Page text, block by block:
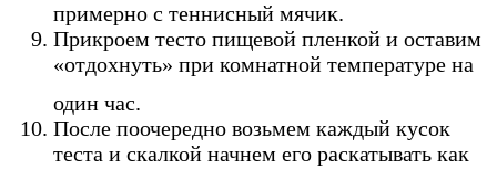
примерно с теннисный мячик.
Прикроем тесто пищевой пленкой и оставим
«отдохнуть» при комнатной температуре на
один час.
После поочередно возьмем каждый кусок
теста и скалкой начнем его раскатывать как